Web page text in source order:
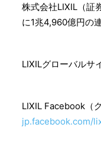
株式会社LIXIL（証
に1兆4,960億円の
LIXILグローバルサ
LIXIL Facebook（
jp.facebook.com/